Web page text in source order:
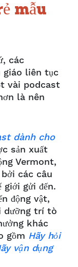
mẫu
các
giáo liên tục
vài podcast
là nên
dành cho
sản xuất
Vermont,
các câu
gửi đến.
động vật,
dưỡng trí tò
khác
gồm Hãy hỏi
vận dụng